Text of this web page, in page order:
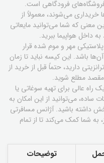
فرودگاهی است.
خریداری می‌شوند، معمولاً از
معنی که شما می‌توانید مایعاتی
مهر و موم شده قرار
باشد. این کیسه نباید تا زمان
دارید، حتماً قبل از خرید از
مقصد مطلع شوید.
راه عالی برای تهیه سوغاتی یا
ساده، می‌توانید از این امکان به
داشته باشید. آژانس مسافرتی
به شما کمک می‌کند تا از تمام
توضیحات